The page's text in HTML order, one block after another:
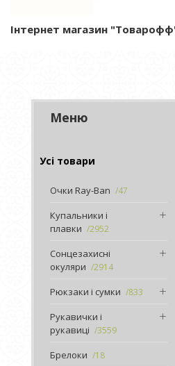
Інтернет магазин
Усі товари
Очки Ray-Ban 47
Купальники і
плавки
2952
Сонцезахисні
окуляри
2914
Рюкзаки і сумки 833
Рукавички і
рукавиці
3559
Брелоки 18